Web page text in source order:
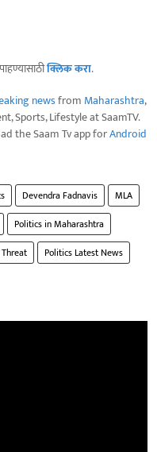
क्लिक करा.
newsfrom Maharashtra,
Sports, Lifestyle at SaamTV.
the Saam Tv app forAndroid
Devendra Fadnavis
MLA
Politics in Maharashtra
Threat Politics Latest News